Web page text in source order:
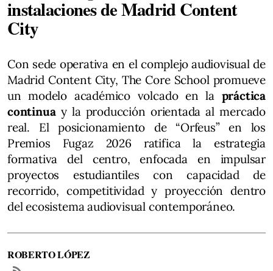
instalaciones de Madrid Content
City
Con sede operativa en el complejo audiovisual de
Madrid Content City, The Core School promueve
un modelo académico volcado en la práctica
continuay la producción orientada al mercado
real. El posicionamiento de “Orfeus” en los
Premios Fugaz 2026 ratifica la estrategia
formativa del centro, enfocada en impulsar
proyectos estudiantiles con capacidad de
recorrido, competitividad y proyección dentro
del ecosistema audiovisual contemporáneo.
ROBERTO LÓPEZ